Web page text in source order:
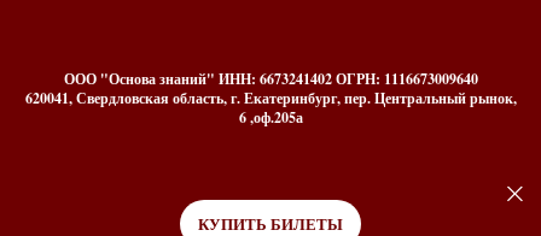
ООО "Основа знаний" ИНН: 6673241402 ОГРН: 1116673009640
620041, Свердловская область, г. Екатеринбург, пер. Центральный рынок,
6 ,оф.205а
КУПИТЬ БИЛЕТЫ